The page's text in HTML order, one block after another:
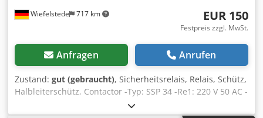
Wiefelstede 717 km EUR 150
Festpreis zzgl. MwSt.
Anfragen Anrufen
Zustand: gut (gebraucht), Sicherheitsrelais, Relais, Schütz,
Halbleiterschütz, Contactor -Typ: SSP 34 -Re1: 220 V 50 AC -
Re2: 220 V 50 AC -500 W max. 380 V max. 6 A max. -Anzahl: